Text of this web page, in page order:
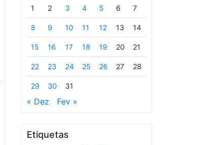
1 2 3 4 5 6 7
8 9 10 11 12 13 14
15 16 17 18 19 20 21
22 23 24 25 26 27 28
29 30 31
« Dez Fev »
Etiquetas